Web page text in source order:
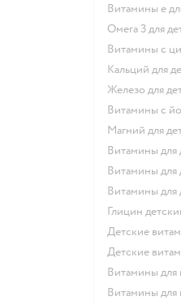
Витамины е
Омега 3 для
Витамины с
Кальций для
Железо для
Витамины с
Магний для
Витамины
Витамины
Витамины
Глицин
Детские
Детские
Витамины
Витамины